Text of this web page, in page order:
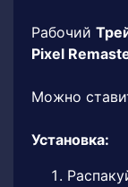
Рабочий
Pixel
Можно
Установка: